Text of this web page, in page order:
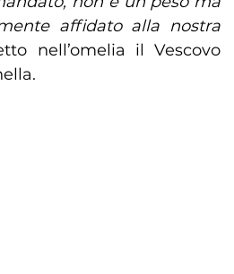
affidato alla nostra
nell’omelia il Vescovo